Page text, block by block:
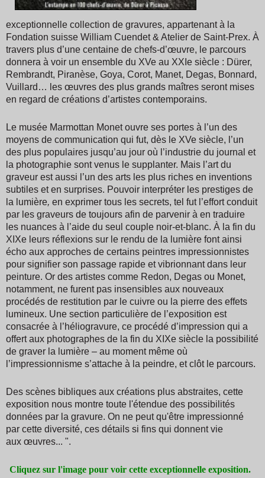
exceptionnelle collection de gravures, appartenant à la
Fondation suisse William Cuendet & Atelier de Saint-Prex. À
travers plus d’une centaine de chefs-d’œuvre, le parcours
donnera à voir un ensemble du XVe au XXIe siècle : Dürer,
Rembrandt, Piranèse, Goya, Corot, Manet, Degas, Bonnard,
Vuillard… les œuvres des plus grands maîtres seront mises
en regard de créations d’artistes contemporains.
Le musée Marmottan Monet ouvre ses portes à l’un des
moyens de communication qui fut, dès le XVe siècle, l’un
des plus populaires jusqu’au jour où l’industrie du journal et
la photographie sont venus le supplanter. Mais l’art du
graveur est aussi l’un des arts les plus riches en inventions
subtiles et en surprises. Pouvoir interpréter les prestiges de
la lumière, en exprimer tous les secrets, tel fut l’effort conduit
par les graveurs de toujours afin de parvenir à en traduire
les nuances à l’aide du seul couple noir-et-blanc. À la fin du
XIXe leurs réflexions sur le rendu de la lumière font ainsi
écho aux approches de certains peintres impressionnistes
pour signifier son passage rapide et vibrionnant dans leur
peinture. Or des artistes comme Redon, Degas ou Monet,
notamment, ne furent pas insensibles aux nouveaux
procédés de restitution par le cuivre ou la pierre des effets
lumineux. Une section particulière de l’exposition est
consacrée à l’héliogravure, ce procédé d’impression qui a
offert aux photographes de la fin du XIXe siècle la possibilité
de graver la lumière – au moment même où
l’impressionnisme s’attache à la peindre, et clôt le parcours.
Des scènes bibliques aux créations plus abstraites, cette
exposition nous montre toute l'étendue des possibilités
données par la gravure. On ne peut qu'être impressionné
par cette diversité, ces détails si fins qui donnent vie
aux œuvres... ".
Cliquez sur l'image pour voir cette exceptionnelle exposition.